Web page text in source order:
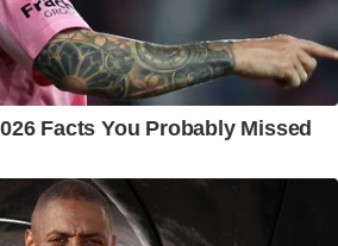
Facts You Probably Missed